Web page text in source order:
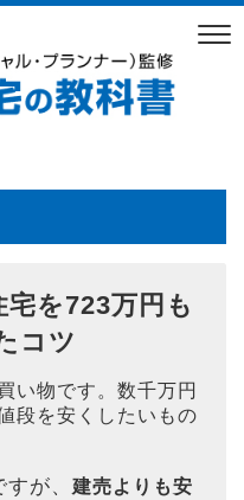
宅を723万円も
コツ
い物です。数千万円
段を安くしたいもの
が、 建売よりも安